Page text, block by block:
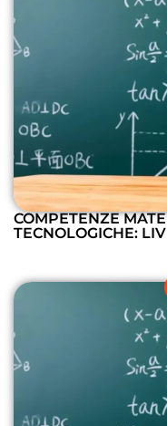
COMPETENZE
TECNOLOGICHE: